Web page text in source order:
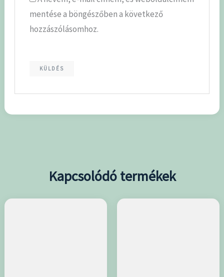
mentése a böngészőben a következő
hozzászólásomhoz.
Kapcsolódó termékek